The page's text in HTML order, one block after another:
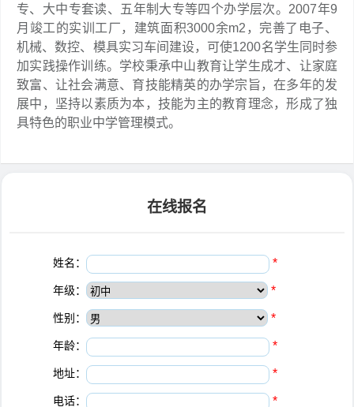
专、大中专套读、五年制大专等四个办学层次。2007年9
月竣工的实训工厂，建筑面积3000余m2，完善了电子、
机械、数控、模具实习车间建设，可使1200名学生同时参
加实践操作训练。学校秉承中山教育让学生成才、让家庭
致富、让社会满意、育技能精英的办学宗旨，在多年的发
展中，坚持以素质为本，技能为主的教育理念，形成了独
具特色的职业中学管理模式。
在线报名
姓名： *
年级： *
性别： *
年龄： *
地址： *
电话： *